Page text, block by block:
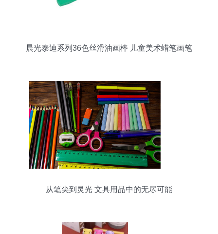
晨光泰迪系列36色丝滑油画棒 儿童美术蜡笔画笔
从笔尖到灵光 文具用品中的无尽可能